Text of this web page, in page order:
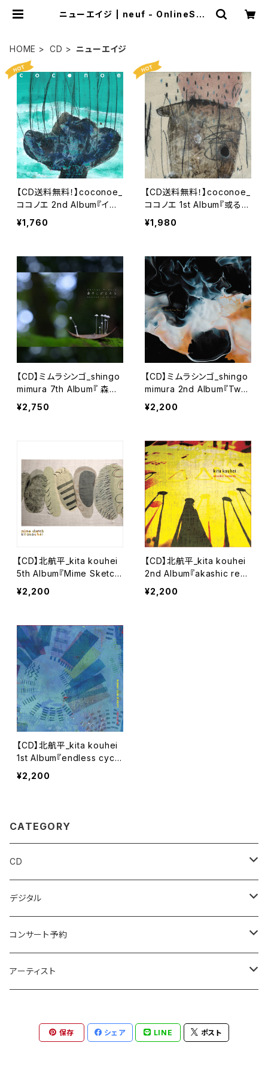
ニューエイジ | neuf - OnlineSho
HOME CD ニューエイジ
【CD送料無料！】coconoe_
ココノエ 2nd Album『イル
カは長い夢をみる』
¥1,760
【CD送料無料！】coconoe_
ココノエ 1st Album『或る日
のhalo』
¥1,980
【CD】ミムラシンゴ_shingo
mimura 7th Album『 森の
こびとたち - dwarves in f
orest 』
¥2,750
【CD】ミムラシンゴ_shingo
mimura 2nd Album『Two
Dreams Flew Over A Pin
e Tree』
¥2,200
【CD】北航平_kita kouhei
5th Album『Mime Sketc
h』
¥2,200
【CD】北航平_kita kouhei
2nd Album『akashic rec
ords』
¥2,200
【CD】北航平_kita kouhei
1st Album『endless cycle
of rebirth』
¥2,200
CATEGORY
CD
アンビエント
エレクトロニカ
ポストクラシカル
ポップス
デジタル
アンビエント
エレクトロニカ
ニューエイジ
コンサート予約
ココノエ
ミムラシンゴ
アーティスト
保存 シェア LINE ポスト